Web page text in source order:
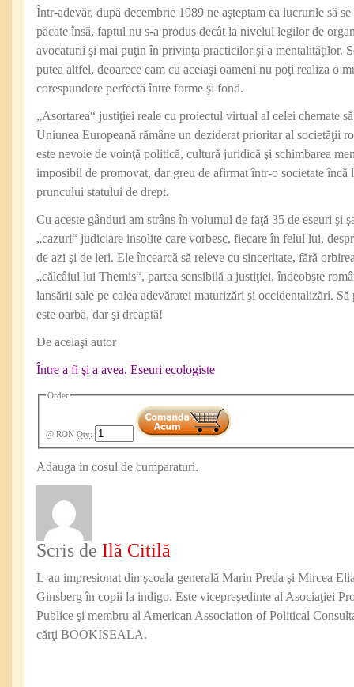
Într-adevăr, după decembrie 1989 ne aşteptam ca lucrurile să
păcate însă, faptul nu s‑a produs decât la nivelul legilor de
avocaturii şi mai puţin în privinţa practicilor şi a mentalităţilor.
putea altfel, deoarece cam cu aceiaşi oameni nu poţi realiza o
corespundere perfectă între forme şi fond.
„Asortarea“ justiţiei reale cu proiectul virtual al celei chemate
Uniunea Europeană rămâne un deziderat prioritar al societăţii
este nevoie de voinţă politică, cultură juridică şi schimbarea
imposibil de promovat, dar greu de afirmat într‑o societate încă
pruncului statului de drept.
Cu aceste gânduri am strâns în volumul de faţă 35 de eseuri şi
„cazuri“ judiciare insolite care vorbesc, fiecare în felul lui,
de azi şi de ieri. Ele încearcă să releve cu sinceritate, fără
„călcâiul lui Themis“, partea sensibilă a justiţiei, îndeobşte
lansării sale pe calea adevăratei maturizări şi occidentalizări.
este oarbă, dar şi dreaptă!
De acelaşi autor
Între a fi şi a avea. Eseuri ecologiste
Order
@ RON Qty:
Adauga in cosul de cumparaturi.
Scris de Ilă Citilă
L-au impresionat din şcoala generală Marin Preda şi Mircea
Ginsberg în copii la indigo. Este vicepreşedinte al Asociaţiei
Publice şi membru al American Association of Political
cărţi BOOKISEALA.